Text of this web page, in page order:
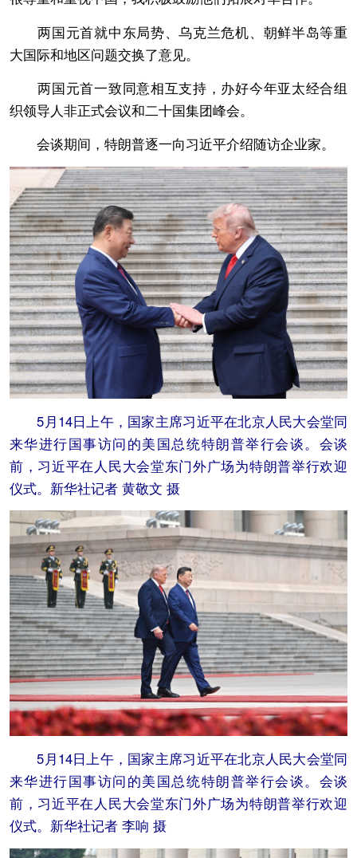
两国元首就中东局势、乌克兰危机、朝鲜半岛等重
大国际和地区问题交换了意见。
两国元首一致同意相互支持，办好今年亚太经合组
织领导人非正式会议和二十国集团峰会。
会谈期间，特朗普逐一向习近平介绍随访企业家。
5月14日上午，国家主席习近平在北京人民大会堂同
来华进行国事访问的美国总统特朗普举行会谈。会谈
前，习近平在人民大会堂东门外广场为特朗普举行欢迎
仪式。新华社记者 黄敬文 摄
5月14日上午，国家主席习近平在北京人民大会堂同
来华进行国事访问的美国总统特朗普举行会谈。会谈
前，习近平在人民大会堂东门外广场为特朗普举行欢迎
仪式。新华社记者 李响 摄